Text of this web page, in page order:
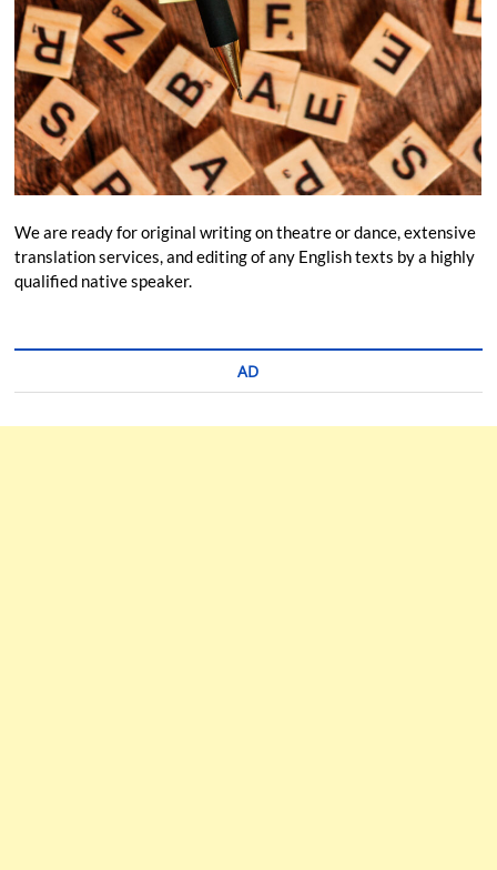
We are ready for original writing on theatre or dance, extensive
translation services, and editing of any English texts by a highly
qualified native speaker.
AD